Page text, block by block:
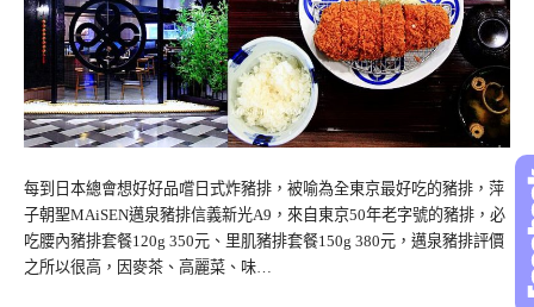
每到日本總會想好好品嚐日式炸豬排，被喻為全東京最好吃的豬排，萍
子朝聖MAiSEN邁泉豬排信義新光A9，來自東京50年老字號的豬排，必
吃腰內豬排套餐120g 350元、里肌豬排套餐150g 380元，邁泉豬排評價
之所以很高，因麥茶、高麗菜、味…